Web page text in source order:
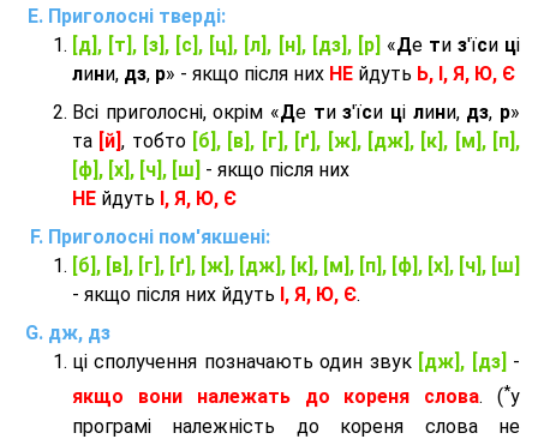
Приголосні тверді:
[д], [т], [з], [с], [ц], [л], [н], [дз], [р] «Де ти з'їси ці
лини, дз, р» - якщо після них НЕ йдуть Ь, І, Я, Ю, Є
Всі приголосні, окрім «Де тиз'їси ці лини, дз, р»
та [й], тобто [б], [в], [г], [ґ], [ж], [дж], [к], [м], [п],
[ф], [х], [ч], [ш] - якщо після них
НЕ йдуть І, Я, Ю, Є
Приголосні пом'якшені:
[б], [в], [г], [ґ], [ж], [дж], [к], [м], [п], [ф], [х], [ч], [ш]
- якщо після них йдуть І, Я, Ю, Є.
дж, дз
ці сполучення позначають один звук [дж], [дз] -
якщо вони належать до кореня слова. (*у
програмі належність до кореня слова не